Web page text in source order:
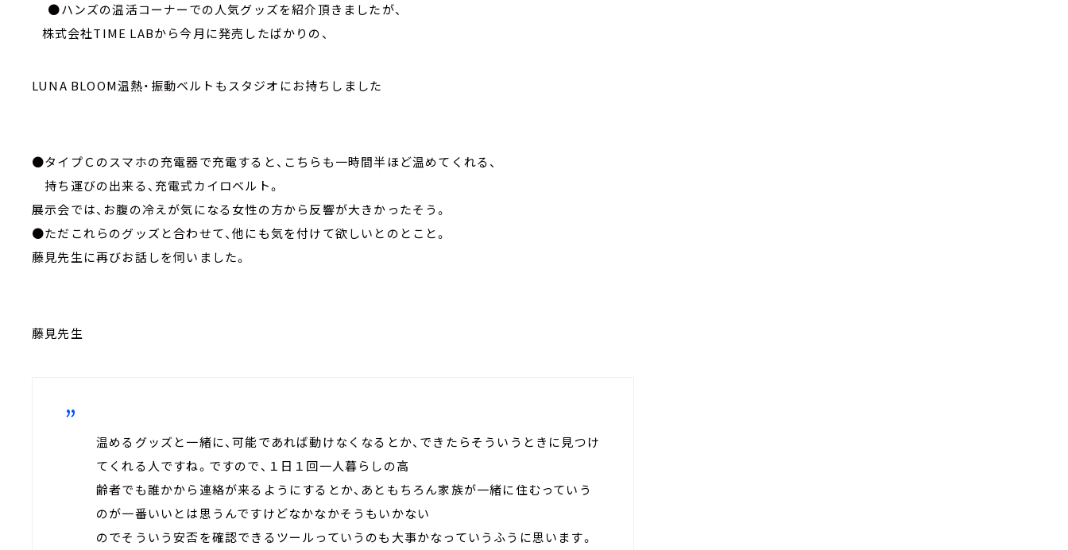
●ハンズの温活コーナーでの人気グッズを紹介頂きましたが、
株式会社TIME LABから今月に発売したばかりの、
LUNA BLOOM温熱・振動ベルトもスタジオにお持ちしました
●タイプＣのスマホの充電器で充電すると、こちらも一時間半ほど温めてくれる、
持ち運びの出来る、充電式カイロベルト。
展示会では、お腹の冷えが気になる女性の方から反響が大きかったそう。
●ただこれらのグッズと合わせて、他にも気を付けて欲しいとのとこと。
藤見先生に再びお話しを伺いました。
藤見先生
温めるグッズと一緒に、可能であれば動けなくなるとか、できたらそういうときに見つけ
てくれる人ですね。ですので、１日１回一人暮らしの高
齢者でも誰かから連絡が来るようにするとか、あともちろん家族が一緒に住むっていう
のが一番いいとは思うんですけどなかなかそうもいかない
のでそういう安否を確認できるツールっていうのも大事かなっていうふうに思います。